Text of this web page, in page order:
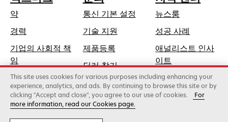
약
경력
기업의 사회적 책
임
탭
에
서
열
지속가능성
통신 기본 설정
기술 지원
서
열
림
제품등록
딜러 찾기
뉴스룸
성공 사례
애널리스트 인사
이트
Lexmark International, Inc., 제록스 계열사
©2026 판권 소유.
This site uses cookies for various purposes including enhancing your
experience, analytics, and ads. By continuing to browse this site or by
clicking "Accept and close", you agree to our use of cookies.
For
more information, read our Cookies page.